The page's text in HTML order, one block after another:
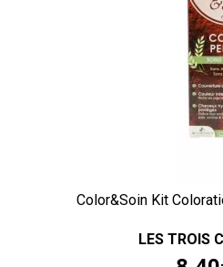
Color&Soin Kit
LES TROIS